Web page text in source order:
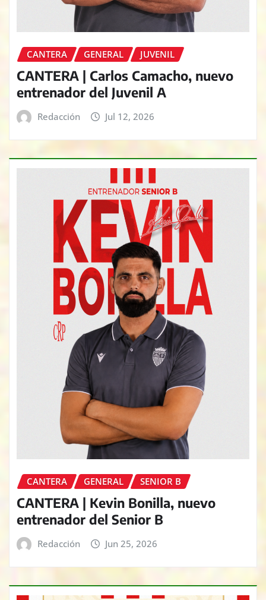
CANTERA GENERAL JUVENIL
CANTERA | Carlos Camacho, nuevo
entrenador del Juvenil A
Redacción Jul 12, 2026
CANTERA GENERAL SENIOR B
CANTERA | Kevin Bonilla, nuevo
entrenador del Senior B
Redacción Jun 25, 2026